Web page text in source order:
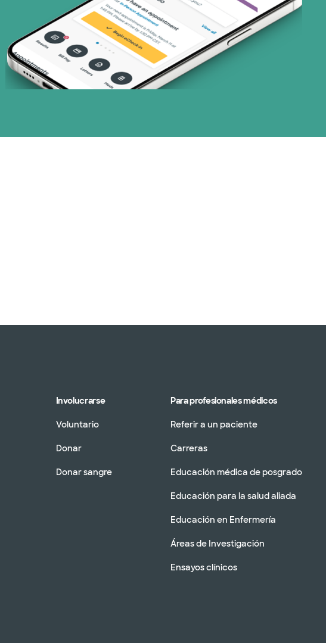
Involucrarse
Voluntario
Donar
Donar sangre
Para profesionales médicos
Referir a un paciente
Carreras
Educación médica de posgrado
Educación para la salud aliada
Educación en Enfermería
Áreas de Investigación
Ensayos clínicos